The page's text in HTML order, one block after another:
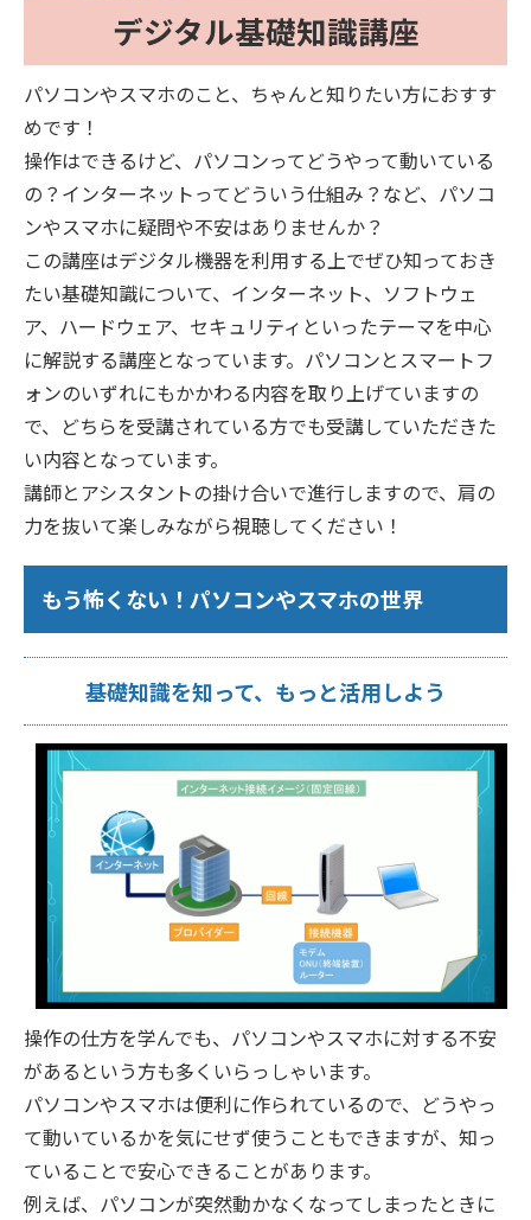
デジタル基礎知識講座
パソコンやスマホのこと、ちゃんと知りたい方におすす
めです！
操作はできるけど、パソコンってどうやって動いている
の？インターネットってどういう仕組み？など、パソコ
ンやスマホに疑問や不安はありませんか？
この講座はデジタル機器を利用する上でぜひ知っておき
たい基礎知識について、インターネット、ソフトウェ
ア、ハードウェア、セキュリティといったテーマを中心
に解説する講座となっています。パソコンとスマートフ
ォンのいずれにもかかわる内容を取り上げていますの
で、どちらを受講されている方でも受講していただきた
い内容となっています。
講師とアシスタントの掛け合いで進行しますので、肩の
力を抜いて楽しみながら視聴してください！
もう怖くない！パソコンやスマホの世界
基礎知識を知って、もっと活用しよう
操作の仕方を学んでも、パソコンやスマホに対する不安
があるという方も多くいらっしゃいます。
パソコンやスマホは便利に作られているので、どうやっ
て動いているかを気にせず使うこともできますが、知っ
ていることで安心できることがあります。
例えば、パソコンが突然動かなくなってしまったときに